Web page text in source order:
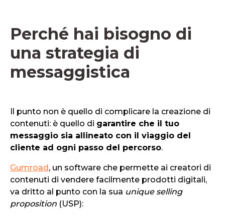
Perché hai bisogno di
una strategia di
messaggistica
Il punto non è quello di complicare la creazione di
contenuti: è quello di garantire che il tuo
messaggio sia allineato con il viaggio del
cliente ad ogni passo del percorso.
Gumroad, un software che permette ai creatori di
contenuti di vendere facilmente prodotti digitali,
va dritto al punto con la sua unique selling
proposition (USP):